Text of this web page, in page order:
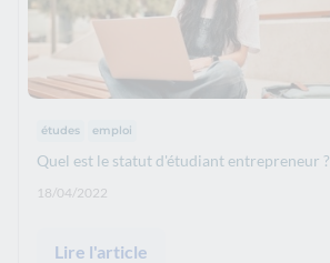
Thématiques :
études emploi
Quel est le statut d'étudiant entrepreneur ?
Date de publication: :
18/04/2022
Lire l'article